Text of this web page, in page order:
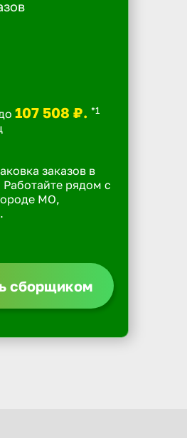
107 508 ₽. *1
заказов в
Работайте рядом с
МО,
сборщиком